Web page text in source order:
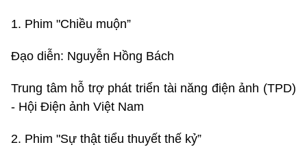
1. Phim "Chiều muộn”
Đạo diễn: Nguyễn Hồng Bách
Trung tâm hỗ trợ phát triển tài năng điện ảnh (TPD)
- Hội Điện ảnh Việt Nam
2. Phim "Sự thật tiểu thuyết thế kỷ”